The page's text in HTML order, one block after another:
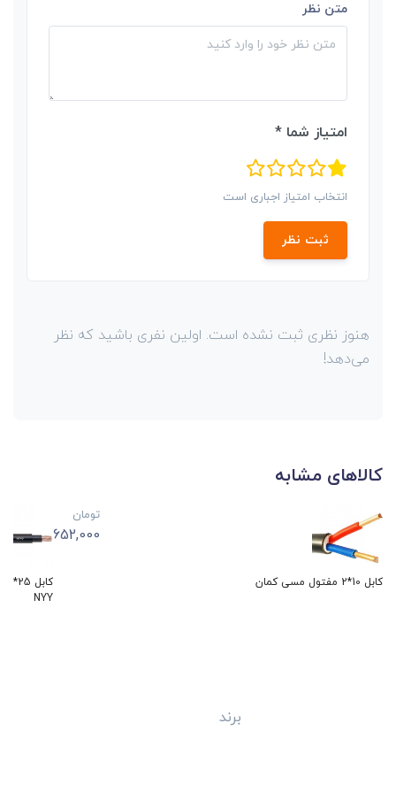
متن نظر
امتیاز شما *
انتخاب امتیاز اجباری است
ثبت نظر
هنوز نظری ثبت نشده است. اولین نفری باشید که نظر
می‌دهد!
کالاهای مشابه
کابل 10*2 مفتول مسی کمان
برند
تومان
652,000
NYY